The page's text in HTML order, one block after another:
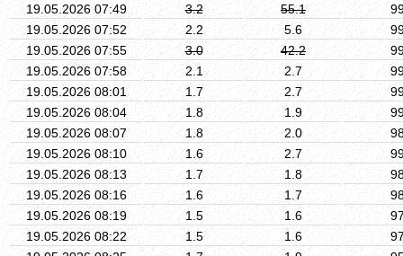
19.05.2026 07:49
3.2 55.1
19.05.2026 07:52
2.2 5.6
19.05.2026 07:55
3.0 42.2
19.05.2026 07:58
2.1 2.7
19.05.2026 08:01
1.7 2.7
19.05.2026 08:04
1.8 1.9
19.05.2026 08:07
1.8 2.0
19.05.2026 08:10
1.6 2.7
19.05.2026 08:13
1.7 1.8
19.05.2026 08:16
1.6 1.7
19.05.2026 08:19
1.5 1.6
19.05.2026 08:22
1.5 1.6